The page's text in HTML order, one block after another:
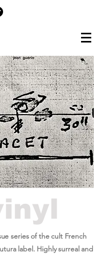
series of the cult French
label. Highly surreal and